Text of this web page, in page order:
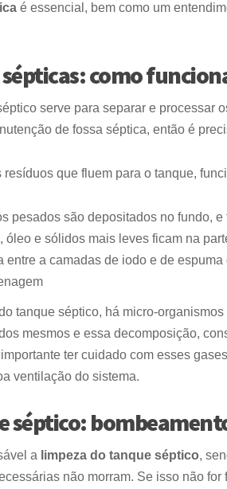
é essencial, bem como um
sépticas: como
serve para separar e processar
de fossa séptica, então é
resíduos que fluem para o tanque,
pesados são depositados no fundo,
óleo e sólidos mais leves ficam na
entre a camadas de iodo e de
tanque séptico, há micro-
mesmos e essa decomposição,
ter cuidado com esses
ventilação do sistema.
séptico:
a limpeza do tanque séptico,
não morram. Se isso não